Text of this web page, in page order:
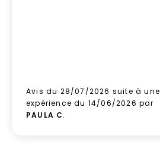
Avis du 28/07/2026 suite à une
expérience du 14/06/2026 par
PAULA C.